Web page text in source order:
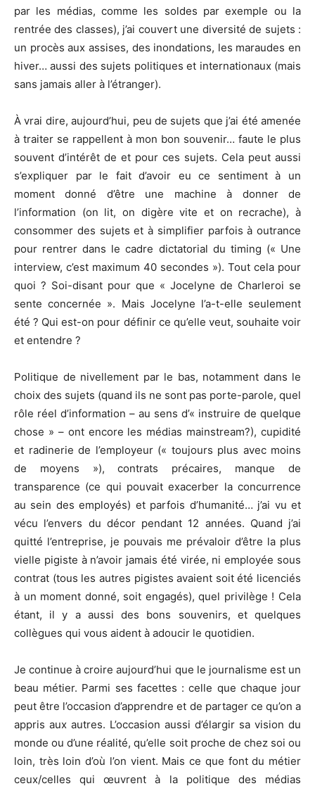
par les médias, comme les soldes par exemple ou la
rentrée des classes), j’ai couvert une diversité de sujets :
un procès aux assises, des inondations, les maraudes en
hiver… aussi des sujets politiques et internationaux (mais
sans jamais aller à l’étranger).
À vrai dire, aujourd’hui, peu de sujets que j’ai été amenée
à traiter se rappellent à mon bon souvenir… faute le plus
souvent d’intérêt de et pour ces sujets. Cela peut aussi
s’expliquer par le fait d’avoir eu ce sentiment à un
moment donné d’être une machine à donner de
l’information (on lit, on digère vite et on recrache), à
consommer des sujets et à simplifier parfois à outrance
pour rentrer dans le cadre dictatorial du timing (« Une
interview, c’est maximum 40 secondes »). Tout cela pour
quoi ? Soi-disant pour que « Jocelyne de Charleroi se
sente concernée ». Mais Jocelyne l’a-t-elle seulement
été ? Qui est-on pour définir ce qu’elle veut, souhaite voir
et entendre ?
Politique de nivellement par le bas, notamment dans le
choix des sujets (quand ils ne sont pas porte-parole, quel
rôle réel d’information – au sens d’« instruire de quelque
chose » – ont encore les médias mainstream?), cupidité
et radinerie de l’employeur (« toujours plus avec moins
de moyens »), contrats précaires, manque de
transparence (ce qui pouvait exacerber la concurrence
au sein des employés) et parfois d’humanité… j’ai vu et
vécu l’envers du décor pendant 12 années. Quand j’ai
quitté l’entreprise, je pouvais me prévaloir d’être la plus
vielle pigiste à n’avoir jamais été virée, ni employée sous
contrat (tous les autres pigistes avaient soit été licenciés
à un moment donné, soit engagés), quel privilège ! Cela
étant, il y a aussi des bons souvenirs, et quelques
collègues qui vous aident à adoucir le quotidien.
Je continue à croire aujourd’hui que le journalisme est un
beau métier. Parmi ses facettes : celle que chaque jour
peut être l’occasion d’apprendre et de partager ce qu’on a
appris aux autres. L’occasion aussi d’élargir sa vision du
monde ou d’une réalité, qu’elle soit proche de chez soi ou
loin, très loin d’où l’on vient. Mais ce que font du métier
ceux/celles qui œuvrent à la politique des médias